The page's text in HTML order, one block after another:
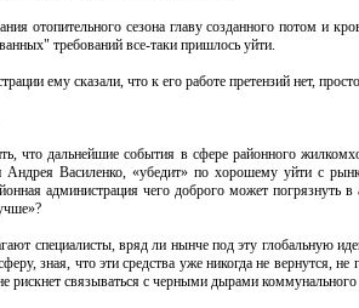
отопительного сезона главу созданного потом и
требований все-таки пришлось уйти.
ему сказали, что к его работе претензий нет,
что дальнейшие события в сфере районного
Андрея Василенко, «убедит» по хорошему уйти с
администрация чего доброго может
специалисты, вряд ли нынче под эту глобальную
зная, что эти средства уже никогда не вернутся,
рискнет связываться с черными дырами коммунального